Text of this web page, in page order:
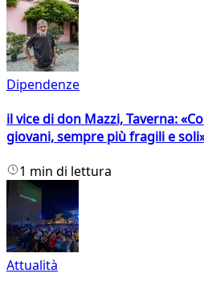
Dipendenze
il vice di don Mazzi, Taverna:
giovani, sempre più fragili e
1 min di lettura
Attualità